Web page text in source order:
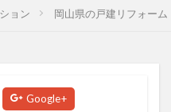
ョン 岡山県の戸建リフォー